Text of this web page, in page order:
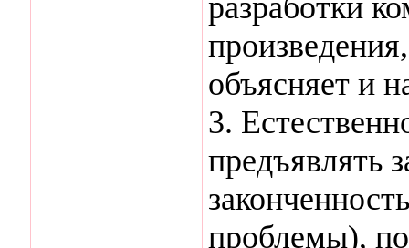
объясняет и
3.
предъявлять
проблемы),